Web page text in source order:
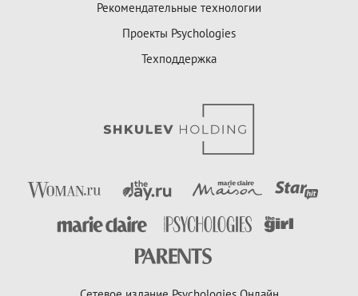
Рекомендательные технологии
Проекты Psychologies
Техподдержка